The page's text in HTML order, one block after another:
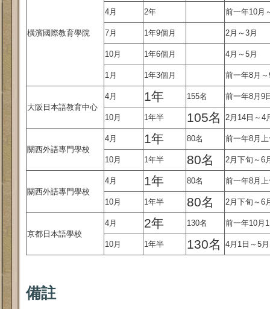
橫濱國際教育學院
4月 2年 前一年10月
7月 1年9個月 2月～3月
10月 1年6個月 4月～5月
1月 1年3個月 前一年8月
大阪日本語教育中心
4月 1年 155名 前一年8月9
10月 1年半 105名 2月14日～4
關西外語專門學校
4月 1年 80名 前一年8月
10月 1年半 80名 2月下旬～6
關西外語專門學校
4月 1年 80名 前一年8月
10月 1年半 80名 2月下旬～6
京都日本語學校
4月 2年 130名 前一年10月
10月 1年半 130名 4月1日～5
備註